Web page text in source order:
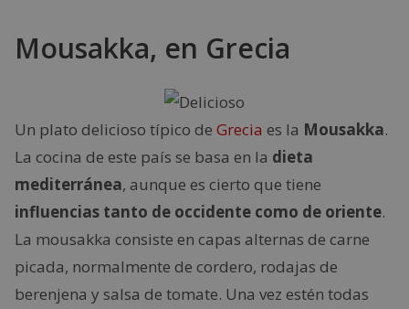
Mousakka, en Grecia
Un plato delicioso típico de Grecia es la Mousakka.
La cocina de este país se basa en la dieta
mediterránea, aunque es cierto que tiene
influencias tanto de occidente como de oriente.
La mousakka consiste en capas alternas de carne
picada, normalmente de cordero, rodajas de
berenjena y salsa de tomate. Una vez estén todas